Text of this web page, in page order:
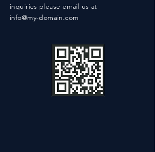
inquiries please email us at
info@my-domain.com